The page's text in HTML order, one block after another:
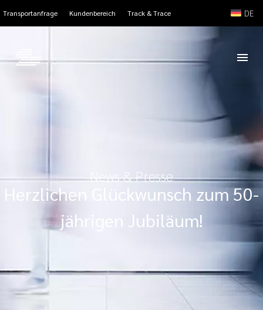
Transportanfrage Kundenbereich Track & Trace DE
News & Presse
Herzlichen Glückwunsch zum 50-
jährigen Jubiläum!